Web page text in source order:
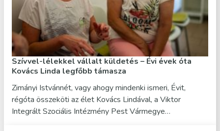
Szívvel-lélekkel vállalt küldetés – Évi évek óta
Kovács Linda legfőbb támasza
Zimányi Istvánnét, vagy ahogy mindenki ismeri, Évit,
régóta összeköti az élet Kovács Lindával, a Viktor
Integrált Szociális Intézmény Pest Vármegye…